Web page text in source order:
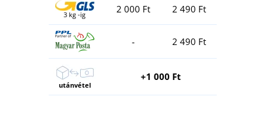
3 kg -ig 2 000 Ft 2 490 Ft
- 2 490 Ft
utánvétel
+1 000 Ft